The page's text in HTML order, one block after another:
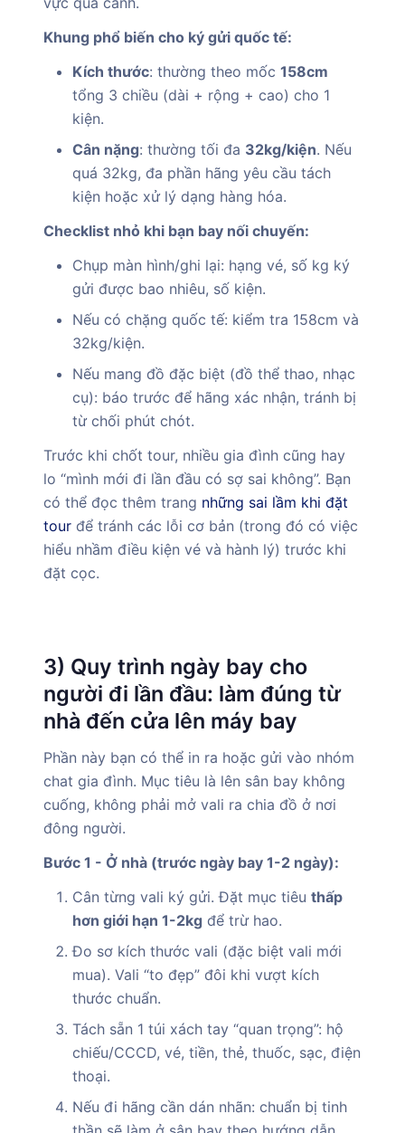
Khung phổ biến cho ký gửi quốc tế:
Kích thước: thường theo mốc 158cm
tổng 3 chiều (dài + rộng + cao) cho 1
kiện.
Cân nặng: thường tối đa 32kg/kiện. Nếu
quá 32kg, đa phần hãng yêu cầu tách
kiện hoặc xử lý dạng hàng hóa.
Checklist nhỏ khi bạn bay nối chuyến:
Chụp màn hình/ghi lại: hạng vé, số kg ký
gửi được bao nhiêu, số kiện.
Nếu có chặng quốc tế: kiểm tra 158cm và
32kg/kiện.
Nếu mang đồ đặc biệt (đồ thể thao, nhạc
cụ): báo trước để hãng xác nhận, tránh bị
từ chối phút chót.
Trước khi chốt tour, nhiều gia đình cũng hay
lo “mình mới đi lần đầu có sợ sai không”. Bạn
có thể đọc thêm trang những sai lầm khi đặt
tour để tránh các lỗi cơ bản (trong đó có việc
hiểu nhầm điều kiện vé và hành lý) trước khi
đặt cọc.
3) Quy trình ngày bay cho
người đi lần đầu: làm đúng từ
nhà đến cửa lên máy bay
Phần này bạn có thể in ra hoặc gửi vào nhóm
chat gia đình. Mục tiêu là lên sân bay không
cuống, không phải mở vali ra chia đồ ở nơi
đông người.
Bước 1 - Ở nhà (trước ngày bay 1-2 ngày):
Cân từng vali ký gửi. Đặt mục tiêu thấp
hơn giới hạn 1-2kg để trừ hao.
Đo sơ kích thước vali (đặc biệt vali mới
mua). Vali “to đẹp” đôi khi vượt kích
thước chuẩn.
Tách sẵn 1 túi xách tay “quan trọng”: hộ
chiếu/CCCD, vé, tiền, thẻ, thuốc, sạc, điện
thoại.
Nếu đi hãng cần dán nhãn: chuẩn bị tinh